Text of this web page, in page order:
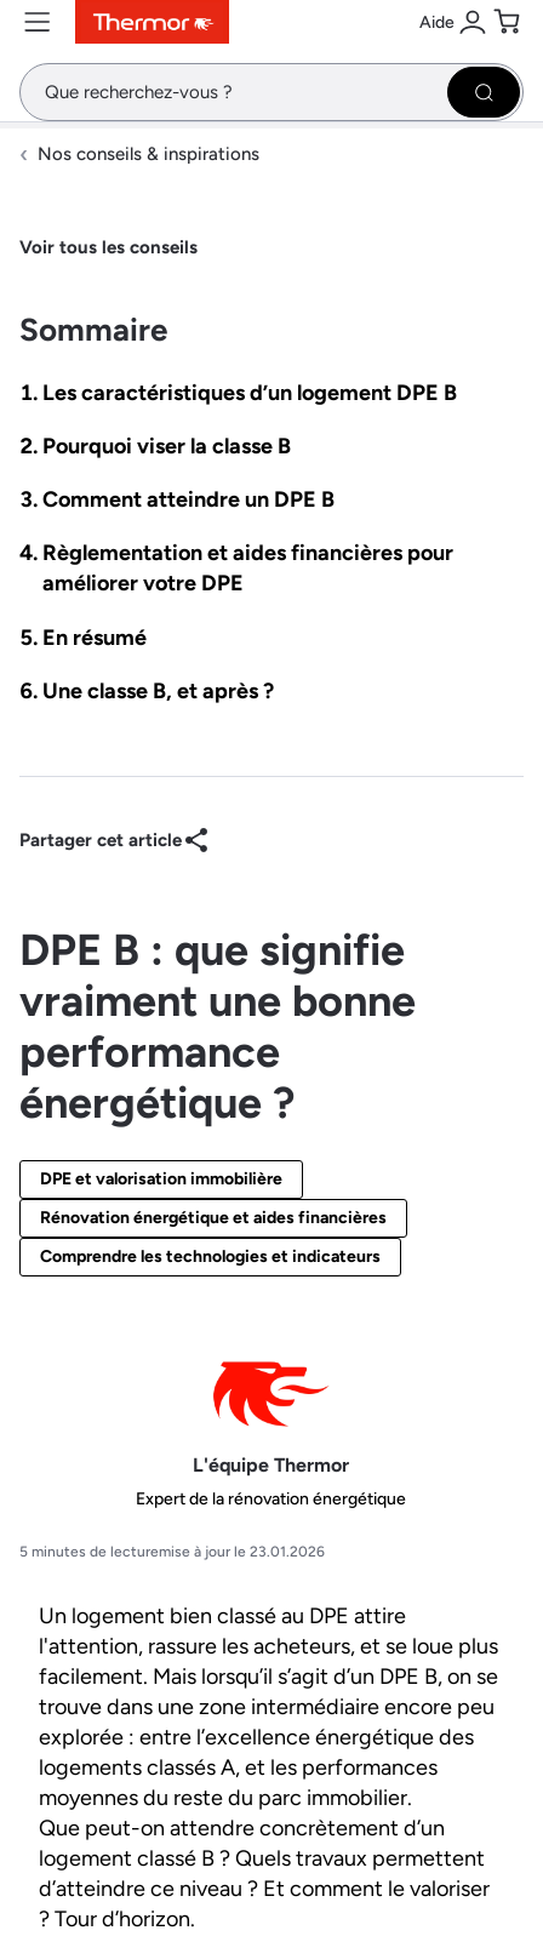
ContenuMenuRecherche Aide
Se
Nos conseils & inspirations
Voir tous les conseils
Sommaire
Les caractéristiques d’un logement DPE B
Pourquoi viser la classe B
Comment atteindre un DPE B
Règlementation et aides financières pour
améliorer votre DPE
En résumé
Une classe B, et après ?
Partager cet article
DPE B : que signifie
vraiment une bonne
performance
énergétique ?
DPE et valorisation immobilière
Rénovation énergétique et aides financières
Comprendre les technologies et indicateurs
L'équipe Thermor
Expert de la rénovation énergétique
5 minutes de lecturemise à jour le 23.01.2026
Un logement bien classé au DPE attire
l'attention, rassure les acheteurs, et se loue plus
facilement. Mais lorsqu’il s’agit d’un DPE B, on se
trouve dans une zone intermédiaire encore peu
explorée : entre l’excellence énergétique des
logements classés A, et les performances
moyennes du reste du parc immobilier.
Que peut-on attendre concrètement d’un
logement classé B ? Quels travaux permettent
d’atteindre ce niveau ? Et comment le valoriser
? Tour d’horizon.